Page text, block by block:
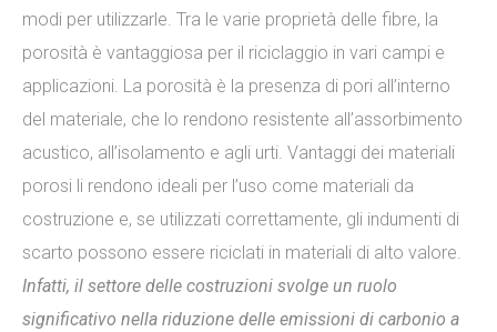
modi per utilizzarle. Tra le varie proprietà delle fibre, la
porosità è vantaggiosa per il riciclaggio in vari campi e
applicazioni. La porosità è la presenza di pori all’interno
del materiale, che lo rendono resistente all’assorbimento
acustico, all’isolamento e agli urti. Vantaggi dei materiali
porosi li rendono ideali per l’uso come materiali da
costruzione e, se utilizzati correttamente, gli indumenti di
scarto possono essere riciclati in materiali di alto valore.
Infatti, il settore delle costruzioni svolge un ruolo
significativo nella riduzione delle emissioni di carbonio a